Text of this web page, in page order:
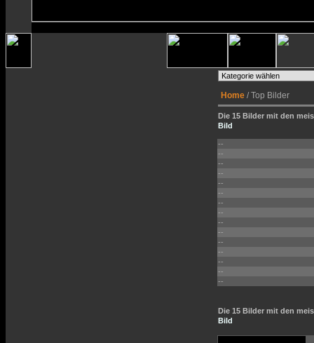
Home / Top Bilder
Die 15 Bilder mit den
Bild
--
--
--
--
--
--
--
--
--
--
--
--
--
--
--
Die 15 Bilder mit den
Bild